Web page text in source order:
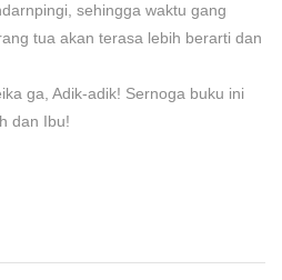
sehingga waktu gang
tua akan terasa lebih berarti dan
ga, Adik-adik! Sernoga buku ini
dan Ibu!